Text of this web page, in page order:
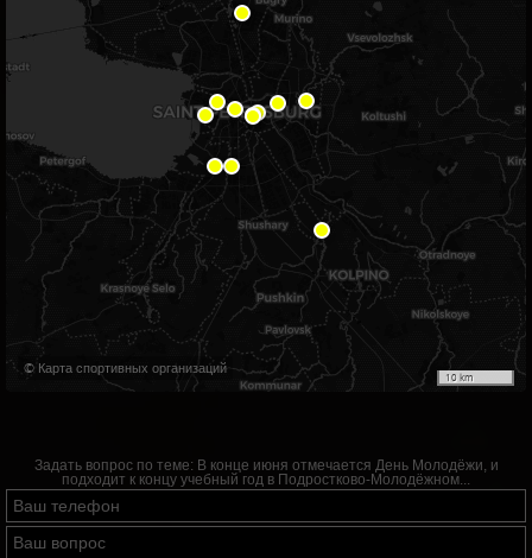
© Карта спортивных организаций
10 km
Задать вопрос по теме: В конце июня отмечается День Молодёжи, и
подходит к концу учебный год в Подростково-Молодёжном...